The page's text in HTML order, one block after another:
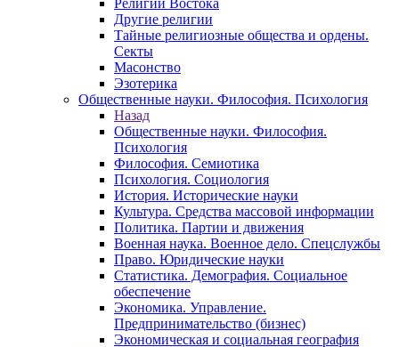
Религии Востока
Другие религии
Тайные религиозные общества и ордены.
Секты
Масонство
Эзотерика
Общественные науки. Философия. Психология
Назад
Общественные науки. Философия.
Психология
Философия. Семиотика
Психология. Социология
История. Исторические науки
Культура. Средства массовой информации
Политика. Партии и движения
Военная наука. Военное дело. Спецслужбы
Право. Юридические науки
Статистика. Демография. Социальное
обеспечение
Экономика. Управление.
Предпринимательство (бизнес)
Экономическая и социальная география